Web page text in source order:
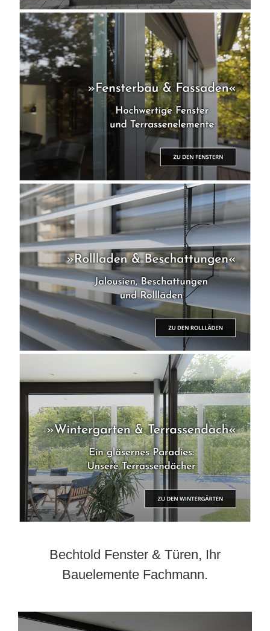
Bechtold Fenster & Türen, Ihr
Bauelemente Fachmann.